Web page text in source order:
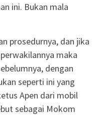
ini. Bukan mala
prosedurnya, dan jika
maka
dengan
seperti ini yang
Apen dari mobil
sebagai Mokom